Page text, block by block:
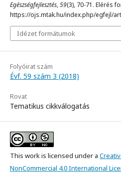
Egészségfejlesztés,59(3), 70-71. Elérés
https://ojs.mtak.hu/index.php/egfejl/
Idézet formátumok
Folyóirat szám
Évf. 59 szám 3 (2018)
Rovat
Tematikus cikkválogatás
This work is licensed under a
NonCommercial 4.0 International